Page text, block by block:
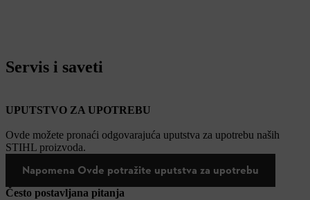
Servis i saveti
UPUTSTVO ZA UPOTREBU
Ovde možete pronaći odgovarajuća uputstva za upotrebu naših
STIHL proizvoda.
Napomena Ovde potražite uputstva za upotrebu
Često postavljana pitanja